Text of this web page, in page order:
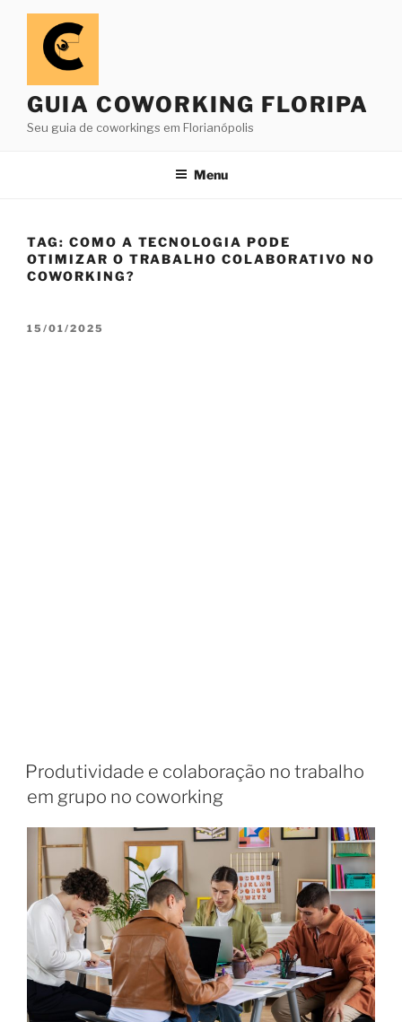
Pular
conteúdo
GUIA COWORKING FLORIPA
Seu guia de coworkings em Florianópolis
Menu
TAG: COMO A TECNOLOGIA PODE
OTIMIZAR O TRABALHO COLABORATIVO NO
COWORKING?
PUBLICADO
15/01/2025
Produtividade e colaboração no trabalho
em grupo no coworking